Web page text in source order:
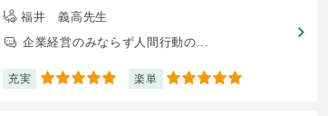
福井 義高先生
企業経営のみならず人間行動の...
充実 5 楽単 5